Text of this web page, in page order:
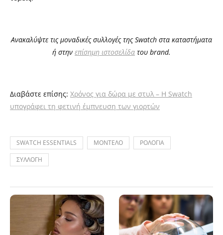
Ανακαλύψτε τις μοναδικές συλλογές της Swatch στα καταστήματα
ή στην επίσημη ιστοσελίδα του brand.
Διαβάστε επίσης: Χρόνος για δώρα με στυλ – Η Swatch
υπογράφει τη φετινή έμπνευση των γιορτών
SWATCH ESSENTIALS ΜΟΝΤΕΛΟ
ΡΟΛΟΓΙΑ
ΣΥΛΛΟΓΗ